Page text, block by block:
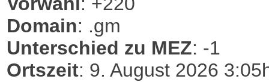
Domain: .gm
Unterschied zu MEZ: -1
Ortszeit: 9. August 2026